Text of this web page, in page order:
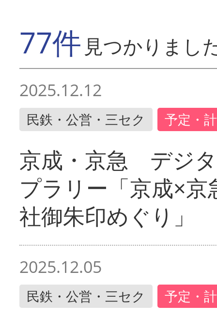
77件 見つかりまし
2025.12.12
民鉄・公営・三セク 予定・
京成・京急 デジ
プラリー「京成×
社御朱印めぐり」
2025.12.05
民鉄・公営・三セク 予定・